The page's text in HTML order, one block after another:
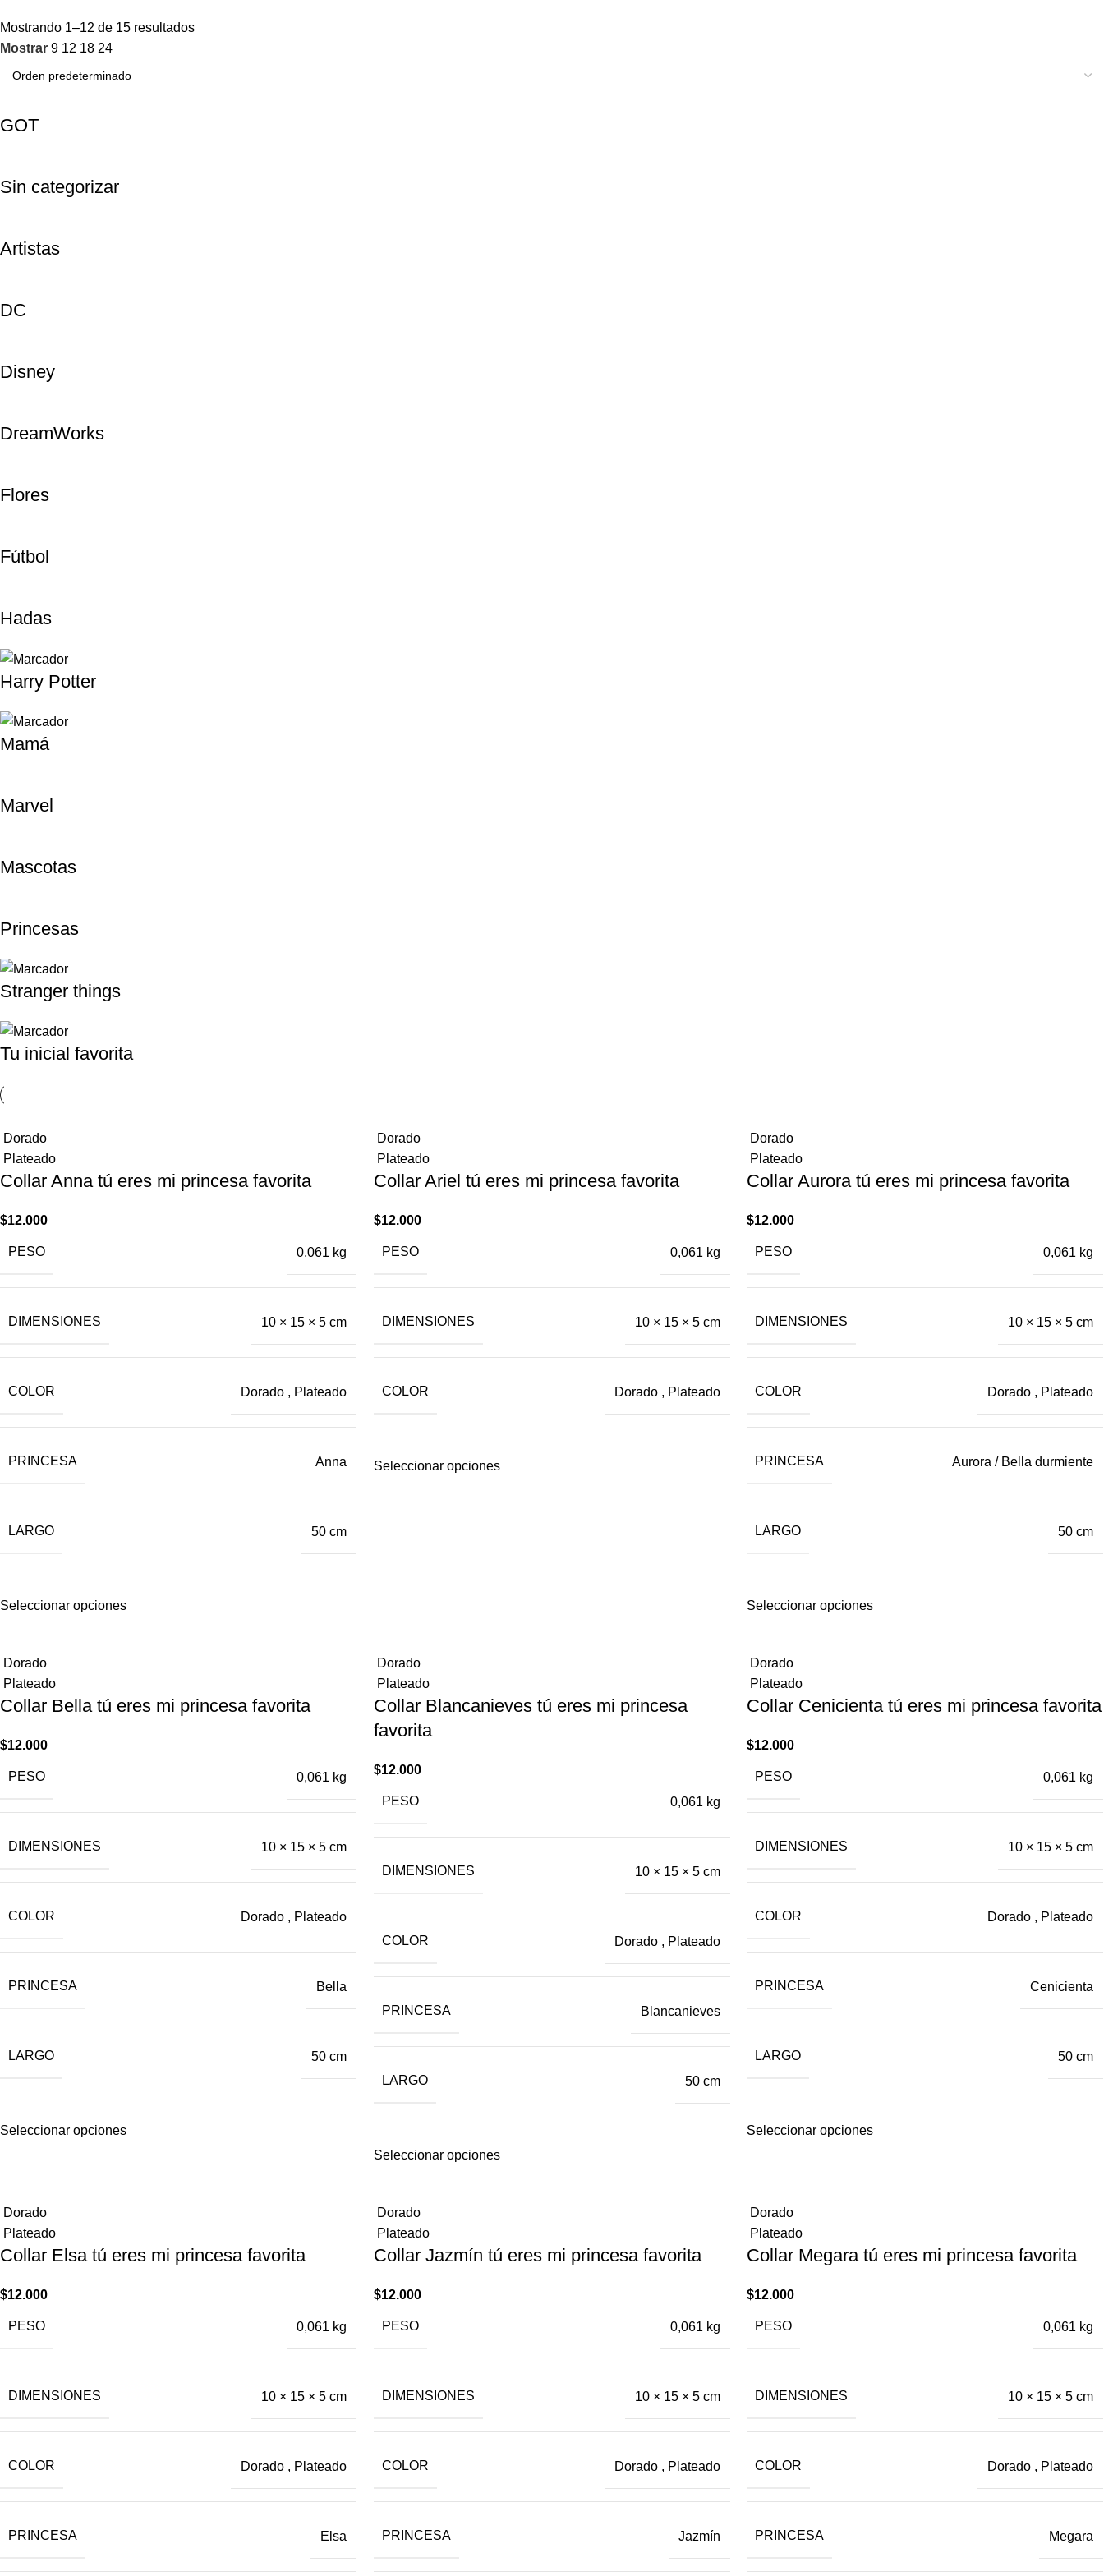
Mostrando 1–12 de 15 resultados
Mostrar 9 12 18 24
GOT
Sin categorizar
Artistas
DC
Disney
DreamWorks
Flores
Fútbol
Hadas
Harry Potter
Mamá
Marvel
Mascotas
Princesas
Stranger things
Tu inicial favorita
Dorado
Plateado
Collar Anna tú eres mi princesa ​favorita
$12.000
PESO 0,061 kg
DIMENSIONES 10 × 15 × 5 cm
COLOR Dorado , Plateado
PRINCESA Anna
LARGO 50 cm
Seleccionar opciones
Dorado
Plateado
Collar Ariel tú eres mi princesa ​favorita
$12.000
PESO 0,061 kg
DIMENSIONES 10 × 15 × 5 cm
COLOR Dorado , Plateado
Seleccionar opciones
Dorado
Plateado
Collar Aurora tú eres mi princesa ​favorita
$12.000
PESO 0,061 kg
DIMENSIONES 10 × 15 × 5 cm
COLOR Dorado , Plateado
PRINCESA Aurora / Bella durmiente
LARGO 50 cm
Seleccionar opciones
Dorado
Plateado
Collar Bella tú eres mi princesa ​favorita
$12.000
PESO 0,061 kg
DIMENSIONES 10 × 15 × 5 cm
COLOR Dorado , Plateado
PRINCESA Bella
LARGO 50 cm
Seleccionar opciones
Dorado
Plateado
Collar Blancanieves tú eres mi princesa ​
favorita
$12.000
PESO 0,061 kg
DIMENSIONES 10 × 15 × 5 cm
COLOR Dorado , Plateado
PRINCESA Blancanieves
LARGO 50 cm
Seleccionar opciones
Dorado
Plateado
Collar Cenicienta tú eres mi princesa ​favorita
$12.000
PESO 0,061 kg
DIMENSIONES 10 × 15 × 5 cm
COLOR Dorado , Plateado
PRINCESA Cenicienta
LARGO 50 cm
Seleccionar opciones
Dorado
Plateado
Collar Elsa tú eres mi princesa ​favorita
$12.000
PESO 0,061 kg
DIMENSIONES 10 × 15 × 5 cm
COLOR Dorado , Plateado
PRINCESA Elsa
Dorado
Plateado
Collar Jazmín tú eres mi princesa ​favorita
$12.000
PESO 0,061 kg
DIMENSIONES 10 × 15 × 5 cm
COLOR Dorado , Plateado
PRINCESA Jazmín
Dorado
Plateado
Collar Megara tú eres mi princesa ​favorita
$12.000
PESO 0,061 kg
DIMENSIONES 10 × 15 × 5 cm
COLOR Dorado , Plateado
PRINCESA Megara